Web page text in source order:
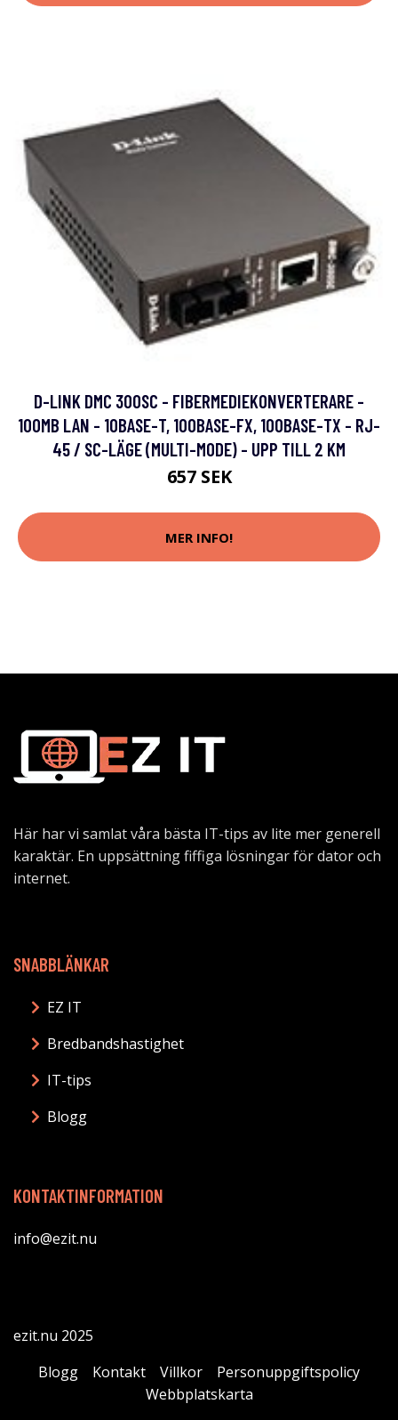
D-LINK DMC 300SC - FIBERMEDIEKONVERTERARE -
100MB LAN - 10BASE-T, 100BASE-FX, 100BASE-TX - RJ-
45 / SC-LÄGE (MULTI-MODE) - UPP TILL 2 KM
657 SEK
MER INFO!
Här har vi samlat våra bästa IT-tips av lite mer generell
karaktär. En uppsättning fiffiga lösningar för dator och
internet.
SNABBLÄNKAR
EZ IT
Bredbandshastighet
IT-tips
Blogg
KONTAKTINFORMATION
info@ezit.nu
ezit.nu 2025
Blogg
Kontakt Villkor
Personuppgiftspolicy
Webbplatskarta